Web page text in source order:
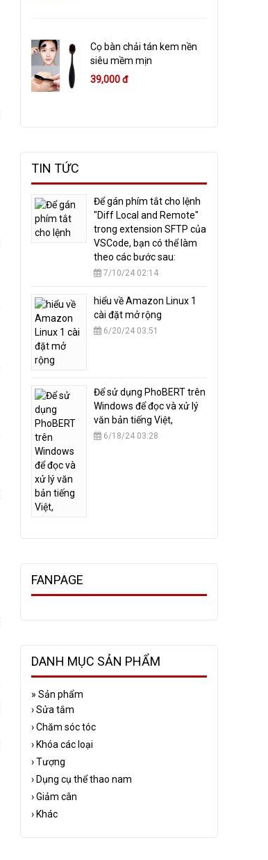
Cọ bàn chải tán kem nền
siêu mềm mịn
39,000 đ
TIN TỨC
​Để gán phím tắt cho lệnh
"Diff Local and Remote"
trong extension SFTP của
VSCode, bạn có thể làm
theo các bước sau:
7/10/24 02:14
hiểu về Amazon Linux 1
cài đặt mở rộng
6/20/24 03:51
​Để sử dụng PhoBERT trên
Windows để đọc và xử lý
văn bản tiếng Việt,
6/18/24 03:28
FANPAGE
DANH MỤC SẢN PHẨM
» Sản phẩm
›Sửa tắm
›Chăm sóc tóc
› Khóa các loại
›Tượng
› Dụng cụ thể thao nam
›Giảm cân
› Khác